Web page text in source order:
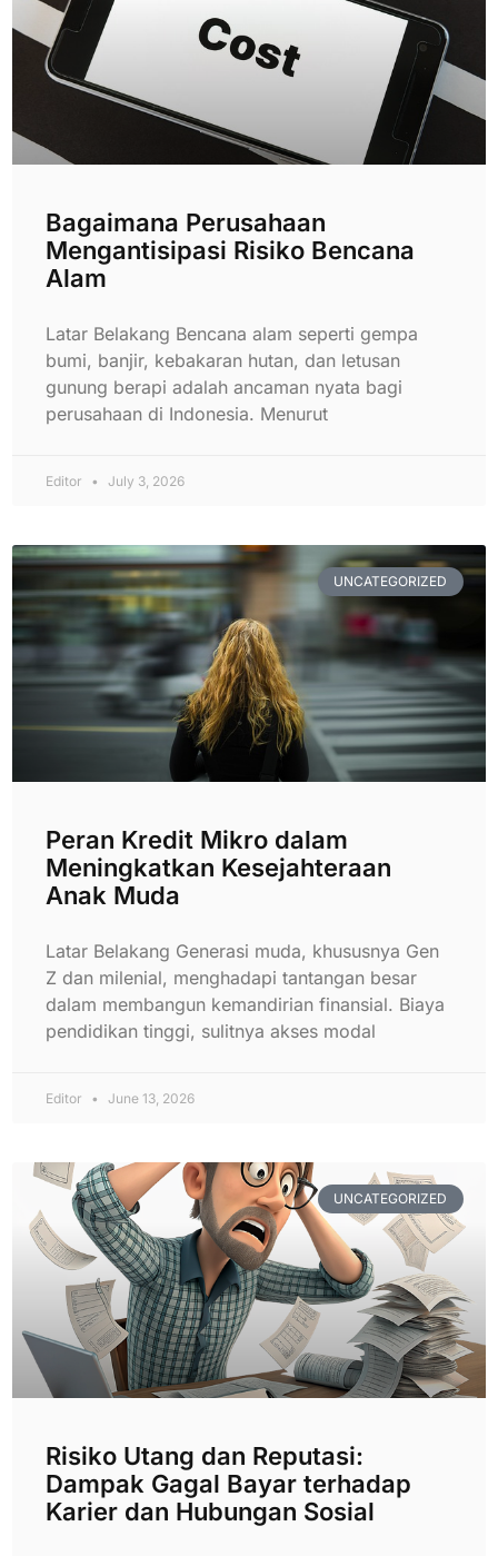
Bagaimana Perusahaan
Mengantisipasi Risiko Bencana
Alam
Latar Belakang Bencana alam seperti gempa
bumi, banjir, kebakaran hutan, dan letusan
gunung berapi adalah ancaman nyata bagi
perusahaan di Indonesia. Menurut
Editor July 3, 2026
UNCATEGORIZED
Peran Kredit Mikro dalam
Meningkatkan Kesejahteraan
Anak Muda
Latar Belakang Generasi muda, khususnya Gen
Z dan milenial, menghadapi tantangan besar
dalam membangun kemandirian finansial. Biaya
pendidikan tinggi, sulitnya akses modal
Editor June 13, 2026
UNCATEGORIZED
Risiko Utang dan Reputasi:
Dampak Gagal Bayar terhadap
Karier dan Hubungan Sosial